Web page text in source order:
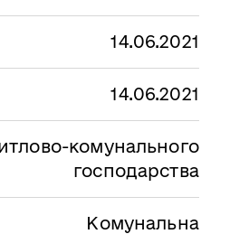
14.06.2021
14.06.2021
комунального
господарства
Комунальна